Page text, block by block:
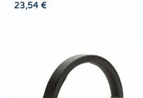
23,54 €